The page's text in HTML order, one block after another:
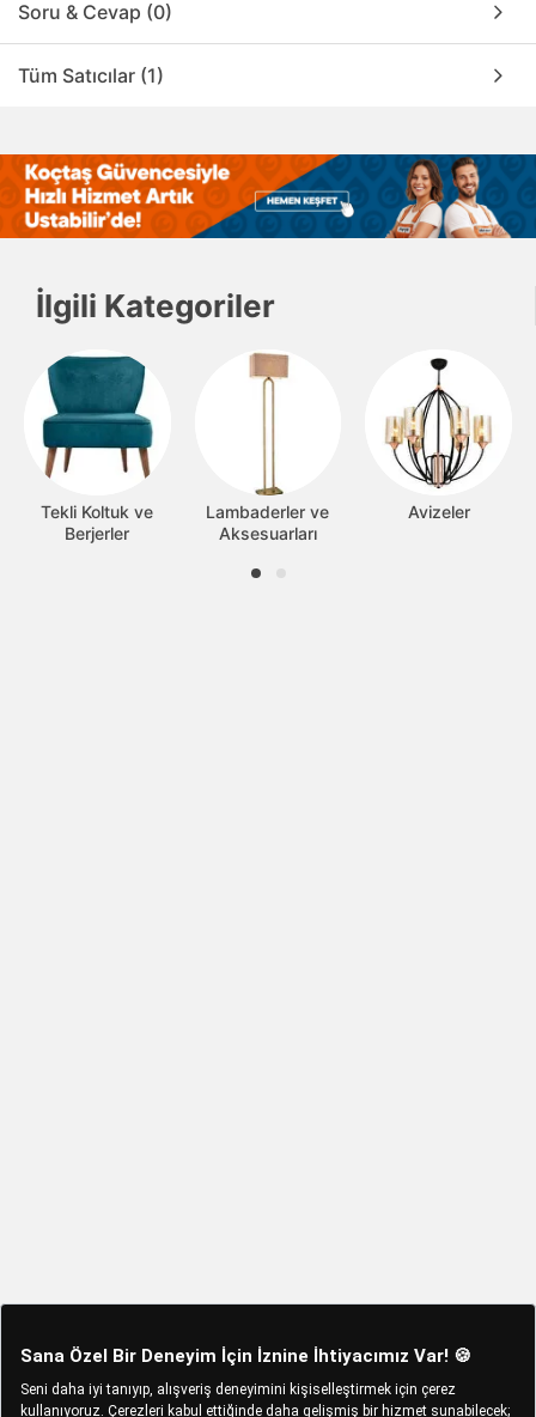
Soru & Cevap (0)
Tüm Satıcılar (1)
İlgili Kategoriler
Tekli Koltuk ve
Berjerler
Lambaderler ve
Aksesuarları
Avizeler